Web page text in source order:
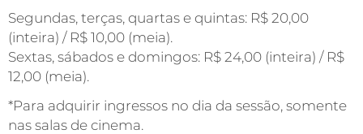
Segundas, terças, quartas e quintas: R$ 20,00
(inteira) / R$ 10,00 (meia).
Sextas, sábados e domingos: R$ 24,00 (inteira) / R$
12,00 (meia).
*Para adquirir ingressos no dia da sessão, somente
nas salas de cinema.